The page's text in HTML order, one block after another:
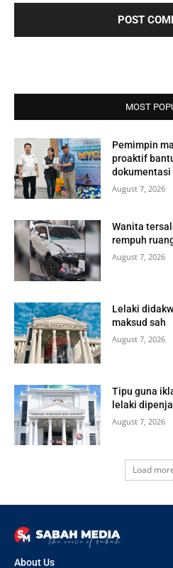
MOST
Pemimpin
proaktif
August 7, 2026
Wanita
rempuh
August 7, 2026
Lelaki
maksud sah
August 7, 2026
Tipu guna
lelaki
August 7, 2026
Load
About Us